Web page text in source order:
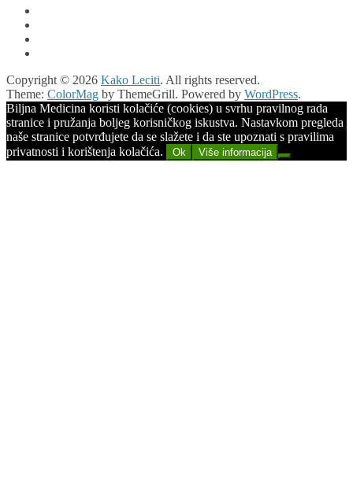
Copyright © 2026 Kako Leciti. All rights reserved.
Theme: ColorMag by ThemeGrill. Powered by WordPress.
Biljna Medicina koristi kolačiće (cookies) u svrhu pravilnog rada
stranice i pružanja boljeg korisničkog iskustva. Nastavkom pregleda
naše stranice potvrđujete da se slažete i da ste upoznati s pravilima
privatnosti i korištenja kolačića.
Ok Više informacija